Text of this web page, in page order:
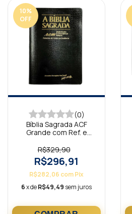
10%
OFF
(0)
Bíblia Sagrada ACF
Grande com Ref. e
Preta
R$329,90
R$296,91
R$282,06 comPix
6x deR$49,49 sem juros